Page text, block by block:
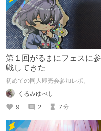
第１回がるまにフェスに参
戦してきた
初めての同人即売会参加レポ。
くるみゆべし
9
2 7分